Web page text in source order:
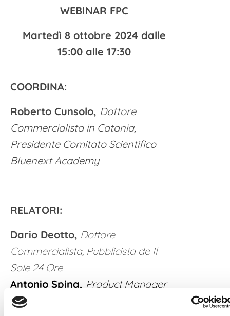
WEBINAR FPC
Martedì 8 ottobre 2024 dalle
15:00 alle 17:30
COORDINA:
Roberto Cunsolo, Dottore
Commercialista in Catania,
Presidente Comitato Scientifico
Bluenext Academy
RELATORI:
Dario Deotto, Dottore
Commercialista, Pubblicista de Il
Sole 24 Ore
Antonio Spina, Product Manager
Bluenext S.R.L.